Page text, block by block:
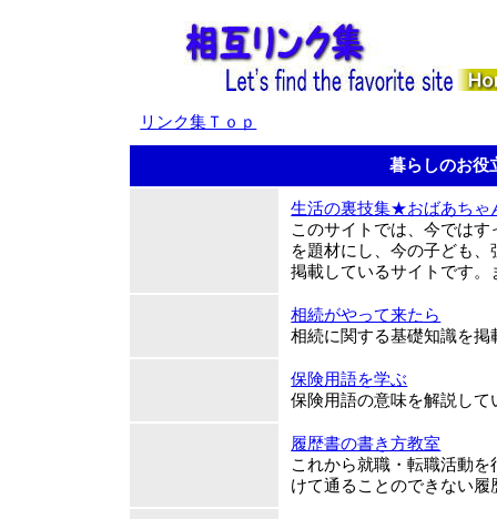
リンク集Ｔｏｐ
暮らしのお
生活の裏技集★おばあち
このサイトでは、今では
を題材にし、今の子ども
掲載しているサイトです
相続がやって来たら
相続に関する基礎知識を掲
保険用語を学ぶ
保険用語の意味を解説して
履歴書の書き方教室
これから就職・転職活動
けて通ることのできない